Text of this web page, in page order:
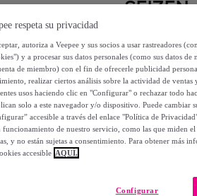
SEIZEN
Contorno
2,99 €
9,90 €
%
Modelo:
respeta su privacidad
autoriza a Veepee y sus socios a usar rastreadores
y a procesar sus datos personales (como sus datos
de miembro) con el fin de ofrecerle publicidad
realizar ciertos análisis sobre la actividad de
usos haciendo clic en "Configurar" o rechazar todo
solo a este navegador y/o dispositivo. Puede
accesible a través del enlace "Política de
funcionamiento de nuestro servicio, como las que miden
y no están sujetas a consentimiento. Para obtener más
accesible AQUÍ.
Configurar